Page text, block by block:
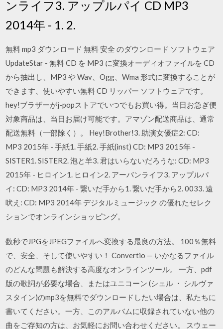
ンライフ3. アップルパイ CD MP3
2014年 - 1. 2.
無料 mp3 ダウンロード 無料 安全 のダウンロード ソフトウェア
UpdateStar - 無料 CD を MP3 に変換オーディオファイルを CD
から抽出し、MP3 や Wav、Ogg、Wma 形式に変換することが
できます、使いやすい無料 CD リッパー ソフトウェアです。
hey!ブラザーがj-popストアでいつでもお買い得。当日お急ぎ便
対象商品は、当日お届け可能です。アマゾン配送商品は、通常
配送無料（一部除く）。 Hey!Brother!3. 助演女優症2: CD:
MP3 2015年 - 手紙1. 手紙2. 手紙(inst) CD: MP3 2015年 -
SISTER1. SISTER2. 泡と羊3. 君はいらないだろうな: CD: MP3
2015年 - ヒロイン1. ヒロイン2. アーバンライフ3. アップルパ
イ: CD: MP3 2014年 - 繋いだ手から1. 繋いだ手から2. 0033. 遠
吠え: CD: MP3 2014年 デジタルミュージック の優れたセレク
ションでオンラインショッピング。
数秒でJPGをJPEGファイルへ変換する最良の方法。 100％無料
で、安全、そして使いやすい！ Convertio — いかなるファイル
のどんな問題も解決する高度なオンラインツール。 一方、pdf
版の歌詞が必要な場合、またはユニコーン (シェル ・ シルヴァ
スタイン)のmp3を無料でダウンロードしたい場合は、私たちに
書いてください。一方、このアルバムに収録されていない他の
曲をご存知の方は、お気軽にお問い合わせください。 スウェー